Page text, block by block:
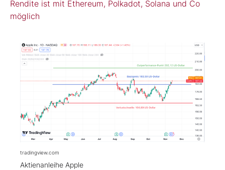
Rendite ist mit Ethereum, Polkadot, Solana und Co
möglich
tradingview.com
Aktienanleihe Apple